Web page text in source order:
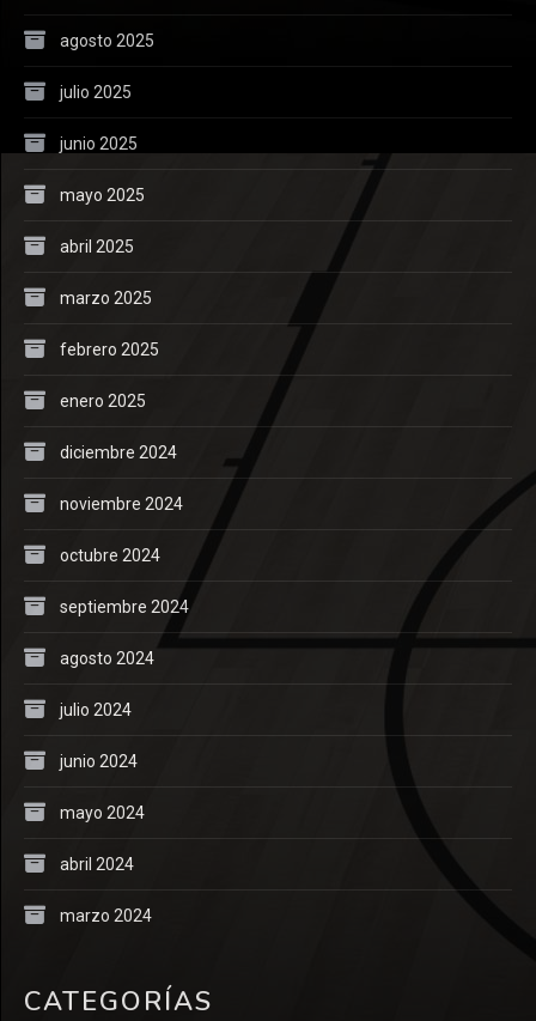
agosto 2025
julio 2025
junio 2025
mayo 2025
abril 2025
marzo 2025
febrero 2025
enero 2025
diciembre 2024
noviembre 2024
octubre 2024
septiembre 2024
agosto 2024
julio 2024
junio 2024
mayo 2024
abril 2024
marzo 2024
CATEGORÍAS